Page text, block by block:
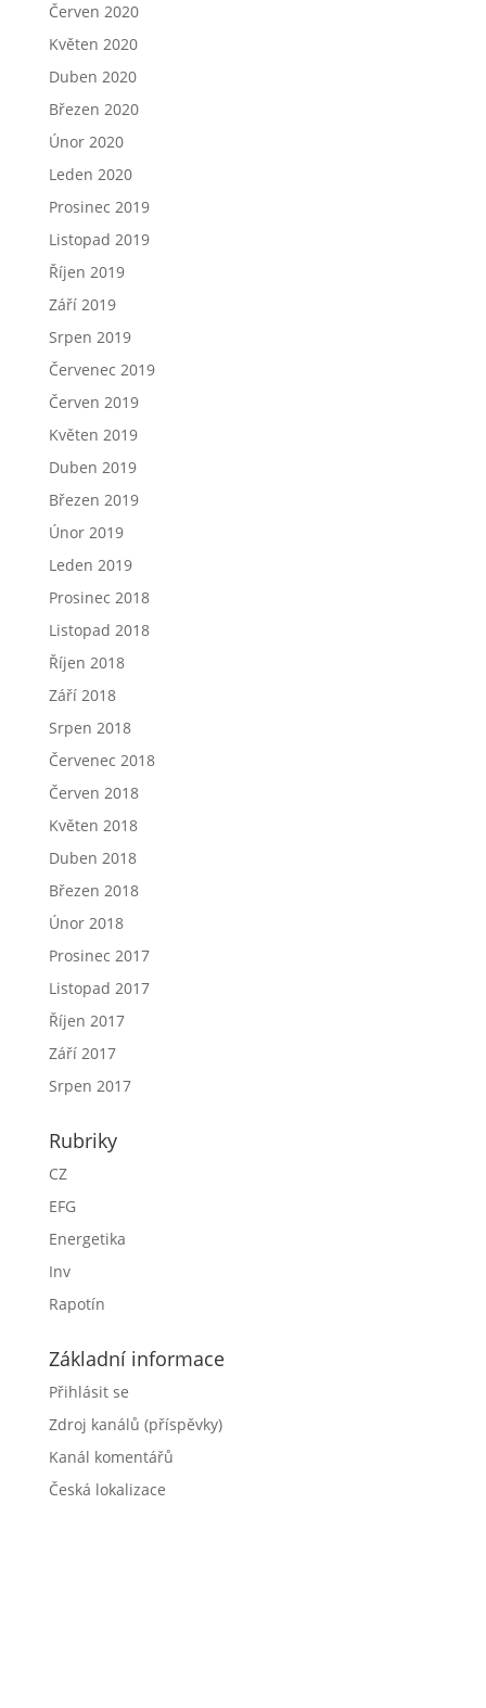
Červen 2020
Květen 2020
Duben 2020
Březen 2020
Únor 2020
Leden 2020
Prosinec 2019
Listopad 2019
Říjen 2019
Září 2019
Srpen 2019
Červenec 2019
Červen 2019
Květen 2019
Duben 2019
Březen 2019
Únor 2019
Leden 2019
Prosinec 2018
Listopad 2018
Říjen 2018
Září 2018
Srpen 2018
Červenec 2018
Červen 2018
Květen 2018
Duben 2018
Březen 2018
Únor 2018
Prosinec 2017
Listopad 2017
Říjen 2017
Září 2017
Srpen 2017
Rubriky
CZ
EFG
Energetika
Inv
Rapotín
Základní informace
Přihlásit se
Zdroj kanálů (příspěvky)
Kanál komentářů
Česká lokalizace